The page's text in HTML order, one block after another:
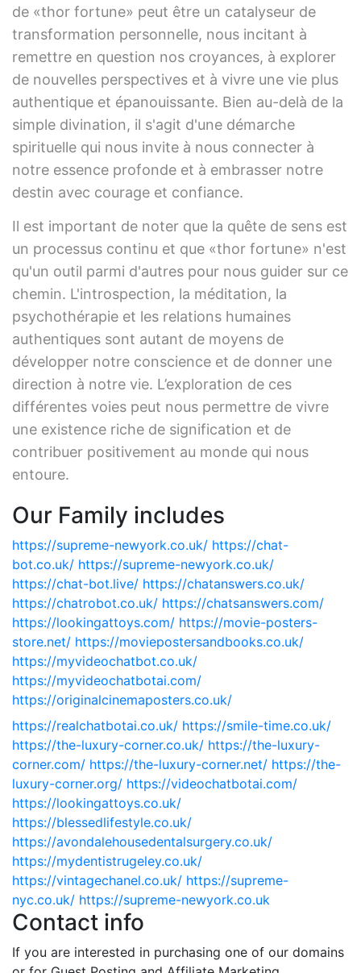
de «thor fortune» peut être un catalyseur de
transformation personnelle, nous incitant à
remettre en question nos croyances, à explorer
de nouvelles perspectives et à vivre une vie plus
authentique et épanouissante. Bien au-delà de la
simple divination, il s'agit d'une démarche
spirituelle qui nous invite à nous connecter à
notre essence profonde et à embrasser notre
destin avec courage et confiance.
Il est important de noter que la quête de sens est
un processus continu et que «thor fortune» n'est
qu'un outil parmi d'autres pour nous guider sur ce
chemin. L'introspection, la méditation, la
psychothérapie et les relations humaines
authentiques sont autant de moyens de
développer notre conscience et de donner une
direction à notre vie. L’exploration de ces
différentes voies peut nous permettre de vivre
une existence riche de signification et de
contribuer positivement au monde qui nous
entoure.
Our Family includes
https://supreme-newyork.co.uk/ https://chat-
bot.co.uk/ https://supreme-newyork.co.uk/
https://chat-bot.live/ https://chatanswers.co.uk/
https://chatrobot.co.uk/ https://chatsanswers.com/
https://lookingattoys.com/ https://movie-posters-
store.net/ https://moviepostersandbooks.co.uk/
https://myvideochatbot.co.uk/
https://myvideochatbotai.com/
https://originalcinemaposters.co.uk/
https://realchatbotai.co.uk/ https://smile-time.co.uk/
https://the-luxury-corner.co.uk/ https://the-luxury-
corner.com/ https://the-luxury-corner.net/ https://the-
luxury-corner.org/ https://videochatbotai.com/
https://lookingattoys.co.uk/
https://blessedlifestyle.co.uk/
https://avondalehousedentalsurgery.co.uk/
https://mydentistrugeley.co.uk/
https://vintagechanel.co.uk/ https://supreme-
nyc.co.uk/ https://supreme-newyork.co.uk
Contact info
If you are interested in purchasing one of our domains